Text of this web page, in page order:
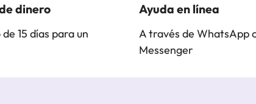
dinero
15 días para un
Ayuda en línea
A través de WhatsApp
Messenger